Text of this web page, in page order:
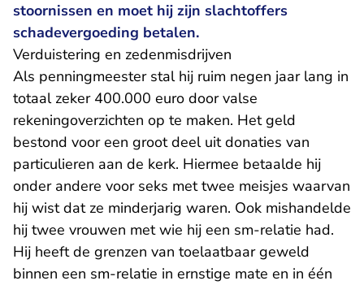
stoornissen en moet hij zijn slachtoffers
schadevergoeding betalen.
Verduistering en zedenmisdrijven
Als penningmeester stal hij ruim negen jaar lang in
totaal zeker 400.000 euro door valse
rekeningoverzichten op te maken. Het geld
bestond voor een groot deel uit donaties van
particulieren aan de kerk. Hiermee betaalde hij
onder andere voor seks met twee meisjes waarvan
hij wist dat ze minderjarig waren. Ook mishandelde
hij twee vrouwen met wie hij een sm-relatie had.
Hij heeft de grenzen van toelaatbaar geweld
binnen een sm-relatie in ernstige mate en in één